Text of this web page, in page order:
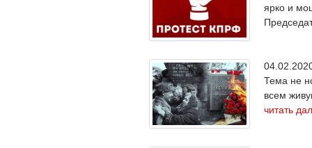
ярко и
Тема не
всем
читать